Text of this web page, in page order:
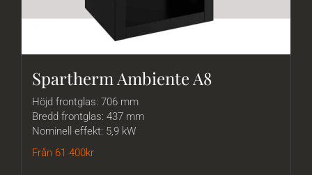
Spartherm Ambiente A8
Höjd frontglas: 706 mm
Bredd frontglas: 437 mm
Nominell effekt: 5,9 kW
Från 61 400kr